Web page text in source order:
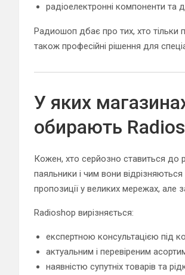
радіоелектронні компоненти та
Радиошоп дбає про тих, хто тільки
також професійні рішення для
У яких
обирають
Кожен, хто серйозно ставиться до
паяльники і чим вони
пропозиції у великих мережах, але
Radioshop вирізняється:
експертною консультацією під
актуальним і перевіреним
наявністю супутніх товарів та